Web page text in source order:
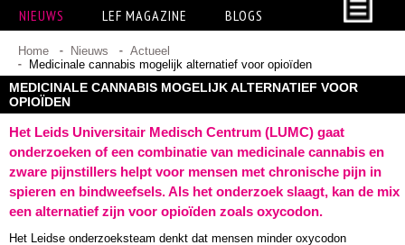
NIEUWS LEF MAGAZINE BLOGS
Home Nieuws
Actueel
Medicinale cannabis mogelijk alternatief voor opioïden
MEDICINALE CANNABIS MOGELIJK ALTERNATIEF VOOR
OPIOÏDEN
Het Leids Universitair Medisch Centrum (LUMC) gaat
onderzoeken of een combinatie van medicinale cannabis en
zware pijnstillers helpt voor mensen met chronische pijn in
spieren en bindweefsels. Als het onderzoek slaagt, kan de mix
een alternatief zijn voor opioïden zoals oxycodon.
Het Leidse onderzoeksteam denkt dat mensen minder oxycodon